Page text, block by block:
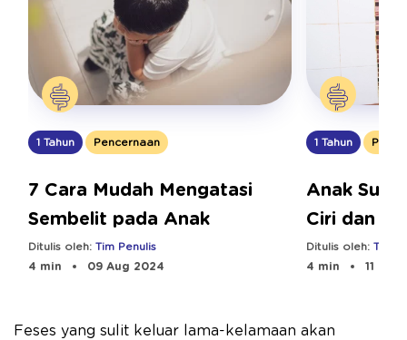
1 Tahun Pencernaan
7 Cara Mudah Mengatasi
Sembelit pada Anak
Ditulis oleh: Tim Penulis
4 min
09 Aug 2024
1 Tahun
Anak
Ciri dan
Ditulis oleh: Tim
4 min
11 Dec
Feses yang sulit keluar lama-kelamaan akan